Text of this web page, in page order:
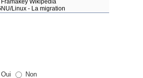
Oui Non